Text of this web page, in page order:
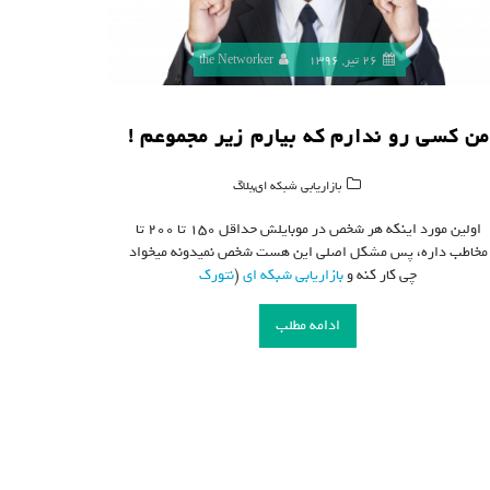
26 تیر, 1396 the Networker
من کسی رو ندارم که بیارم زیر مجموعم !
بازاریابی شبکه ای,بلاگ
اولین مورد اینکه هر شخص در موبایلش حداقل ۱۵۰ تا ۲۰۰ تا
مخاطب داره، پس مشکل اصلی این هست شخص نمیدونه میخواد
چی کار کنه وبازاریابی شبکه ای(نتورک
ادامه مطلب